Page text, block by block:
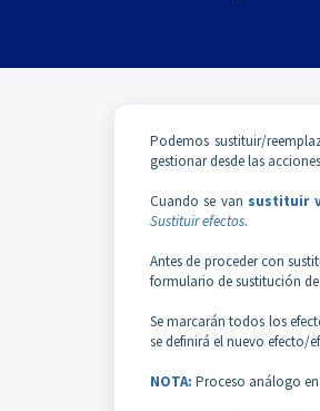
Podemos sustituir/
gestionar desde las
Cuando se van sustituir
Sustituir efectos.
Antes de proceder con
formulario de sustitución
Se marcarán todos los
se definirá el nuevo efecto/
NOTA: Proceso análogo